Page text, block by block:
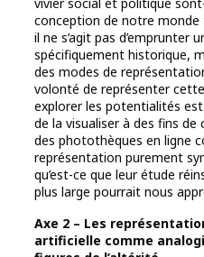
conception de notre monde
il ne s’agit pas d’emprunter
spécifiquement historique,
des modes de
volonté de représenter
explorer les potentialités est
de la visualiser à des fins de
des photothèques en ligne
représentation purement
qu’est-ce que leur étude
plus large pourrait nous
Axe 2 – Les
artificielle comme